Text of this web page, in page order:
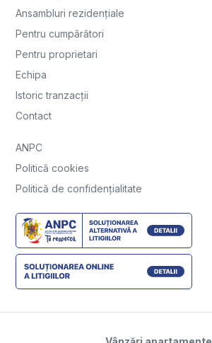
Ansambluri rezidențiale
Pentru cumpărători
Pentru proprietari
Echipa
Istoric tranzacții
Contact
ANPC
Politică cookies
Politică de confidențialitate